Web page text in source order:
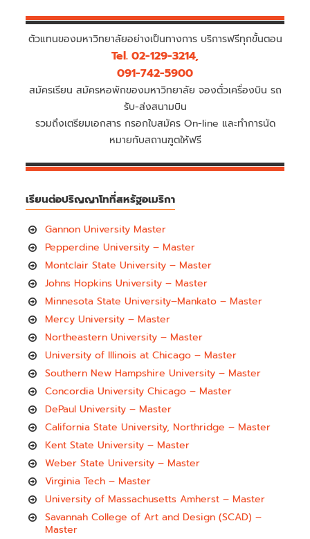
ตัวแทนของมหาวิทยาลัยอย่างเป็นทางการ บริการฟรีทุกขั้นตอน
Tel. 02-129-3214,
091-742-5900
สมัครเรียน สมัครหอพักของมหาวิทยาลัย จองตั๋วเครื่องบิน รถ
รับ-ส่งสนามบิน
รวมถึงเตรียมเอกสาร กรอกใบสมัคร On-line และทำการนัด
หมายกับสถานฑูตให้ฟรี
เรียนต่อปริญญาโทที่สหรัฐอเมริกา
Gannon University Master
Pepperdine University – Master
Montclair State University – Master
Johns Hopkins University – Master
Minnesota State University–Mankato – Master
Mercy University – Master
Northeastern University – Master
University of Illinois at Chicago – Master
Southern New Hampshire University – Master
Concordia University Chicago – Master
DePaul University – Master
California State University, Northridge – Master
Kent State University – Master
Weber State University – Master
Virginia Tech – Master
University of Massachusetts Amherst – Master
Savannah College of Art and Design (SCAD) –
Master